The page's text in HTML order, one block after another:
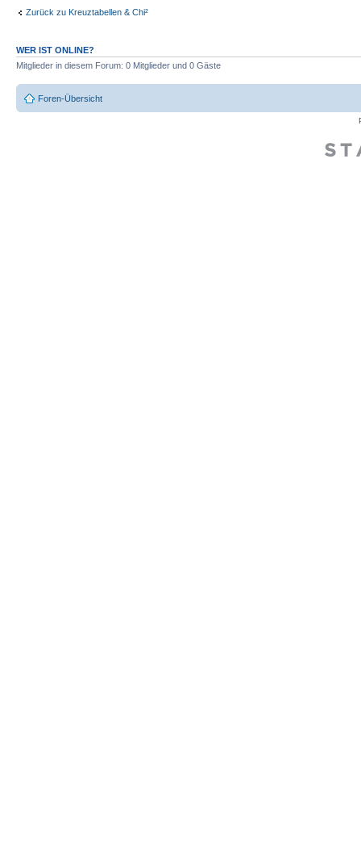
Zurück zu Kreuztabellen & Chi²
WER IST ONLINE?
Mitglieder in diesem Forum: 0 Mitglieder und 0 Gäste
Foren-Übersicht